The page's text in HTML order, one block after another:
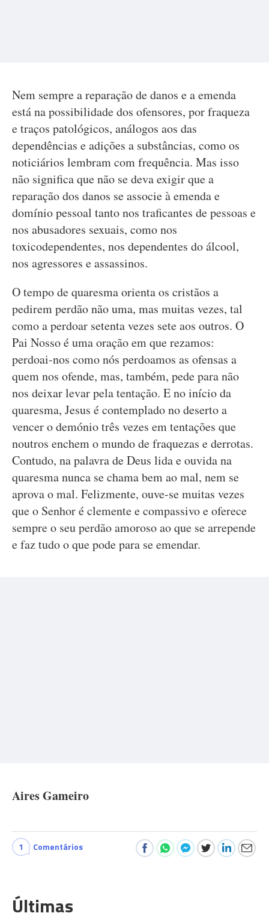
Nem sempre a reparação de danos e a emenda
está na possibilidade dos ofensores, por fraqueza
e traços patológicos, análogos aos das
dependências e adições a substâncias, como os
noticiários lembram com frequência. Mas isso
não significa que não se deva exigir que a
reparação dos danos se associe à emenda e
domínio pessoal tanto nos traficantes de pessoas e
nos abusadores sexuais, como nos
toxicodependentes, nos dependentes do álcool,
nos agressores e assassinos.
O tempo de quaresma orienta os cristãos a
pedirem perdão não uma, mas muitas vezes, tal
como a perdoar setenta vezes sete aos outros. O
Pai Nosso é uma oração em que rezamos:
perdoai-nos como nós perdoamos as ofensas a
quem nos ofende, mas, também, pede para não
nos deixar levar pela tentação. E no início da
quaresma, Jesus é contemplado no deserto a
vencer o demónio três vezes em tentações que
noutros enchem o mundo de fraquezas e derrotas.
Contudo, na palavra de Deus lida e ouvida na
quaresma nunca se chama bem ao mal, nem se
aprova o mal. Felizmente, ouve-se muitas vezes
que o Senhor é clemente e compassivo e oferece
sempre o seu perdão amoroso ao que se arrepende
e faz tudo o que pode para se emendar.
Aires Gameiro
1 Comentários
Últimas